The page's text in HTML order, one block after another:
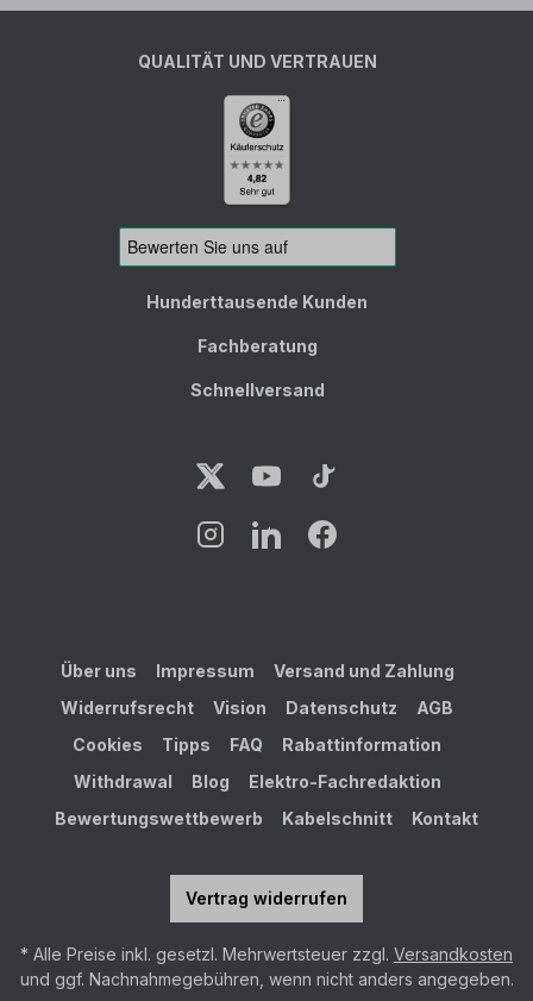
QUALITÄT UND VERTRAUEN
Hunderttausende Kunden
Fachberatung
Schnellversand
Über uns Impressum
Versand und Zahlung
Widerrufsrecht
Vision Datenschutz
AGB
Cookies
Tipps FAQ
Rabattinformation
Withdrawal
Blog
Elektro-Fachredaktion
Bewertungswettbewerb
Kabelschnitt Kontakt
Vertrag widerrufen
* Alle Preise inkl. gesetzl. Mehrwertsteuer zzgl. Versandkosten
und ggf. Nachnahmegebühren, wenn nicht anders angegeben.